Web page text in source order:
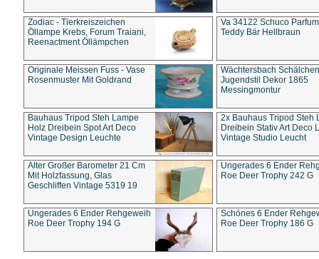
Zodiac - Tierkreiszeichen
Öllampe Krebs, Forum Traiani,
Reenactment Öllämpchen
Va 34122 Schuco
Teddy Bär Hellbraun
Originale Meissen Fuss - Vase
Rosenmuster Mit Goldrand
Wächtersbach Schälchen
Jugendstil Dekor 1865
Messingmontur
Bauhaus Tripod Steh Lampe
Holz Dreibein Spot Art Deco
Vintage Design Leuchte
2x Bauhaus Tripod Steh
Dreibein Stativ Art Deco
Vintage Studio Leucht
Alter Großer Barometer 21 Cm
Mit Holzfassung, Glas
Geschliffen Vintage 5319 19
Ungerades 6 Ender
Roe Deer Trophy 242 G
Ungerades 6 Ender Rehgeweih
Roe Deer Trophy 194 G
Schönes 6 Ender
Roe Deer Trophy 186 G